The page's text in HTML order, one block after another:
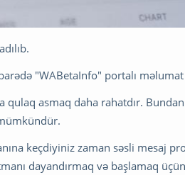
"WABetaInfo" portalı məlumat
qulaq asmaq daha rahatdır.
keçdiyiniz zaman səsli mesaj
dayandırmaq və başlamaq